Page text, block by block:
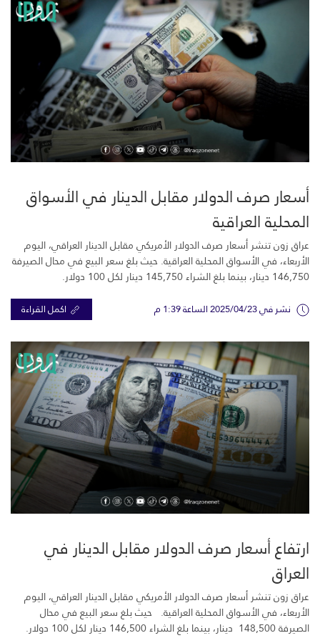
أسعار صرف الدولار مقابل الدينار في الأسواق
المحلية العراقية
عراق زون تنشر أسعار صرف الدولار الأمريكي مقابل الدينار العراقي، اليوم
الأربعاء، في الأسواق المحلية العراقية. حيث بلغ سعر البيع في محال الصيرفة
146,750 دينار، بينما بلغ الشراء 145,750 دينار لكل 100 دولار.
نشر في 2025/04/23 الساعة 1:39 م اكمل القراءة
ارتفاع أسعار صرف الدولار مقابل الدينار في
العراق
عراق زون تنشر أسعار صرف الدولار الأمريكي مقابل الدينار العراقي، اليوم
الأربعاء، في الأسواق المحلية العراقية. حيث بلغ سعر البيع في محال
الصيرفة 148,500 دينار، بينما بلغ الشراء 146,500 دينار لكل 100 دولار.